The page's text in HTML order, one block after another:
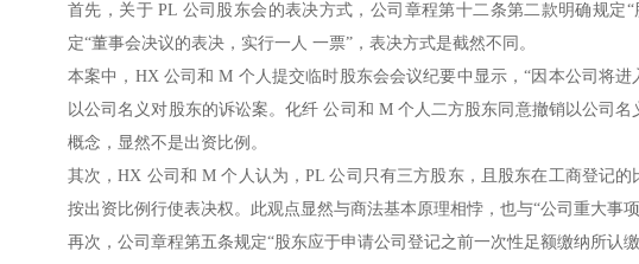
首先，关于 PL 公司股东会的表决方式，公司章程第十二条第二款明确规
定“董事会决议的表决，实行一人 一票”，表决方式是截然不同。
本案中，HX 公司和 M 个人提交临时股东会会议纪要中显示，“因本公司将
以公司名义对股东的诉讼案。化纤 公司和 M 个人二方股东同意撤销以公司
概念，显然不是出资比例。
其次，HX 公司和 M 个人认为，PL 公司只有三方股东，且股东在工商登记
按出资比例行使表决权。此观点显然与商法基本原理相悖，也与“公司重大事
再次，公司章程第五条规定“股东应于申请公司登记之前一次性足额缴纳所认